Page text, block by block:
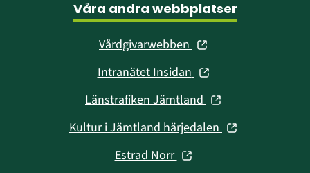
Våra andra webbplatser
Vårdgivarwebben (öppnas
nytt
fönster)
Intranätet Insidan (öppnas
nytt
fönster)
Länstrafiken Jämtland (öppnas
nytt
Kultur i Jämtland härjedalen (öppnas
Estrad Norr (öppnas